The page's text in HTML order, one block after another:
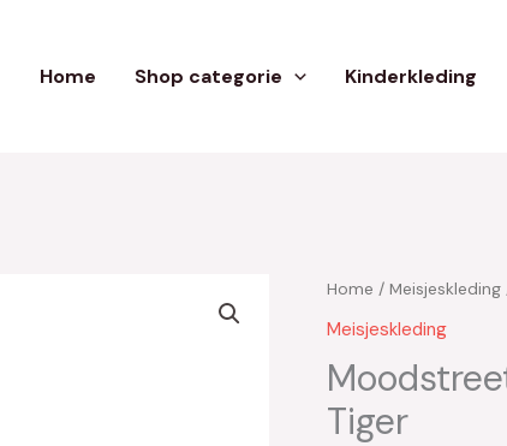
Home Shop categorie Kinderkleding
Home / Meisjeskleding
Meisjeskleding
Tiger